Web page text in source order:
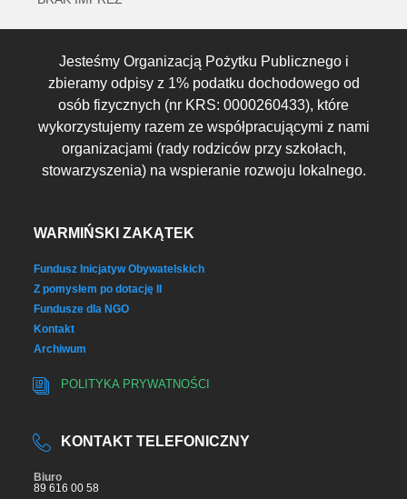
Jesteśmy Organizacją Pożytku Publicznego i
zbieramy odpisy z 1% podatku dochodowego od
osób fizycznych (nr KRS: 0000260433), które
wykorzystujemy razem ze współpracującymi z nami
organizacjami (rady rodziców przy szkołach,
stowarzyszenia) na wspieranie rozwoju lokalnego.
WARMIŃSKI ZAKĄTEK
Fundusz Inicjatyw Obywatelskich
Z pomysłem po dotację II
Fundusze dla NGO
Kontakt
Archiwum
POLITYKA PRYWATNOŚCI
KONTAKT TELEFONICZNY
Biuro
89 616 00 58